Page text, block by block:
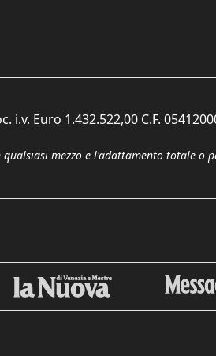
Euro 1.432.522,00 C.F.
mezzo e l'adattamento totale o